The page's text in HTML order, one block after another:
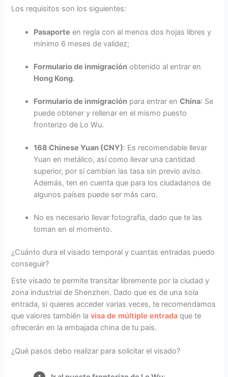
Los requisitos son los siguientes:
Pasaporte en regla con al menos dos hojas libres y
mínimo 6 meses de validez;
Formulario de inmigración obtenido al entrar en
Hong Kong.
Formulario de inmigración para entrar enChina: Se
puede obtener y rellenar en el mismo puesto
fronterizo de Lo Wu.
168 Chinese Yuan (CNY): Es recomendable llevar
Yuan en metálico, así como llevar una cantidad
superior, por si cambian las tasa sin previo aviso.
Además, ten en cuenta que para los ciudadanos de
algunos países puede ser más caro.
No es necesario llevar fotografía, dado que te las
toman en el momento.
¿Cuánto dura el visado temporal y cuantas entradas puedo
conseguir?
Este visado te permite transitar libremente por la ciudad y
zona industrial de Shenzhen. Dado que es de una sola
entrada, si quieres acceder varias veces, te recomendamos
que valores también lavisa de múltiple entrada que te
ofrecerán en la embajada china de tu país.
¿Qué pasos debo realizar para solicitar el visado?